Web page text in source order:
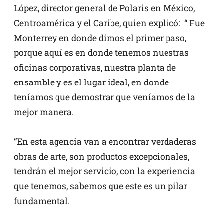
López, director general de Polaris en México,
Centroamérica y el Caribe, quien explicó: “ Fue
Monterrey en donde dimos el primer paso,
porque aquí es en donde tenemos nuestras
oficinas corporativas, nuestra planta de
ensamble y es el lugar ideal, en donde
teníamos que demostrar que veníamos de la
mejor manera.
“En esta agencia van a encontrar verdaderas
obras de arte, son productos excepcionales,
tendrán el mejor servicio, con la experiencia
que tenemos, sabemos que este es un pilar
fundamental.